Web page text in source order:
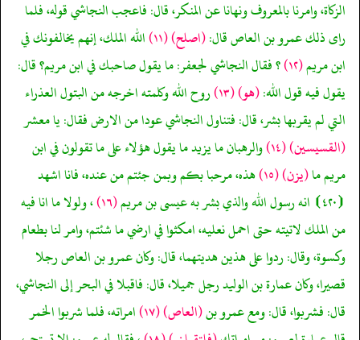
الزكاة، وامرنا بالمعروف ونهانا عن المنكر، قال: فاعجب النجاشي قوله، فلما
راى ذلك عمرو بن العاص قال:(اصلح)(١١)
الله الملك، إنهم يخالفونك في
ابن مريم(١٢)
؟ فقال النجاشي لجعفر: ما يقول صاحبك في ابن مريم؟ قال:
يقول فيه قول الله:(هو)(١٣)
روح الله وكلمته اخرجه من البتول العذراء
التي لم يقربها بشر، قال: فتناول النجاشي عودا من الارض فقال: يا معشر
(القسيسين)(١٤)
والرهبان ما يزيد ما يقول هؤلاء على ما تقولون في ابن
مريم ما(يزن)(١٥)
هذه، مرحبا بكم وبمن جئتم من عنده، فانا اشهد
⦗٤٢٠⦘ انه رسول الله والذي بشر به عيسى بن مريم
(١٦)
، ولولا ما انا فيه
من الملك لاتيته حتى احمل نعليه، امكثوا في ارضي ما شئتم، وامر لنا بطعام
وكسوة، وقال: ردوا على هذين هديتهما، قال: وكان عمرو بن العاص رجلا
قصيرا، وكان عمارة بن الوليد رجل جميلا، قال: فاقبلا في البحر إلى النجاشي،
قال: فشربوا، قال: ومع عمرو بن(العاص)(١٧)
امراته، فلما شربوا الخمر